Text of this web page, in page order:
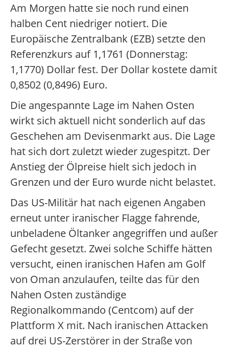
Am Morgen hatte sie noch rund einen
halben Cent niedriger notiert. Die
Europäische Zentralbank (EZB) setzte den
Referenzkurs auf 1,1761 (Donnerstag:
1,1770) Dollar fest. Der Dollar kostete damit
0,8502 (0,8496) Euro.
Die angespannte Lage im Nahen Osten
wirkt sich aktuell nicht sonderlich auf das
Geschehen am Devisenmarkt aus. Die Lage
hat sich dort zuletzt wieder zugespitzt. Der
Anstieg der Ölpreise hielt sich jedoch in
Grenzen und der Euro wurde nicht belastet.
Das US-Militär hat nach eigenen Angaben
erneut unter iranischer Flagge fahrende,
unbeladene Öltanker angegriffen und außer
Gefecht gesetzt. Zwei solche Schiffe hätten
versucht, einen iranischen Hafen am Golf
von Oman anzulaufen, teilte das für den
Nahen Osten zuständige
Regionalkommando (Centcom) auf der
Plattform X mit. Nach iranischen Attacken
auf drei US-Zerstörer in der Straße von